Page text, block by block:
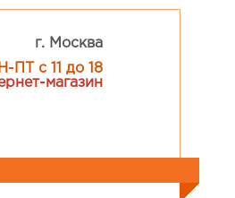
г. Москва
ПТ с 11 до 18
магазин